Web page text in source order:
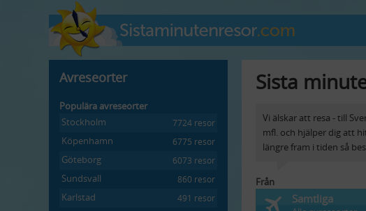
Sista
Vi älskar att resa - till
mfl. och hjälper dig att
längre fram i tiden så
Från
Samtliga
Avreseorter
Populära avreseorter
Stockholm
7724 resor
Köpenhamn 6775 resor
Göteborg 6073 resor
Sundsvall 860 resor
Karlstad 491 resor